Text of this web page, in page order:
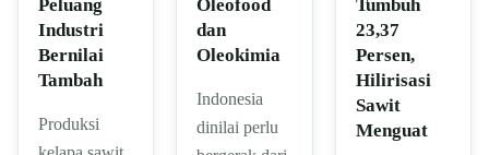
Peluang
Industri
Bernilai
Tambah
Produksi
Oleofood
dan
Oleokimia
Indonesia
dinilai perlu
Tumbuh
23,37
Persen,
Hilirisasi
Sawit
Menguat